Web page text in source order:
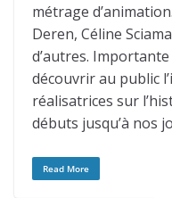
métrage
Deren, Céline
d’autres.
découvrir au public
réalisatrices sur
débuts jusqu’à nos
Read More